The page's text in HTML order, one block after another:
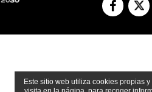
Este sitio web utiliza cookies propias